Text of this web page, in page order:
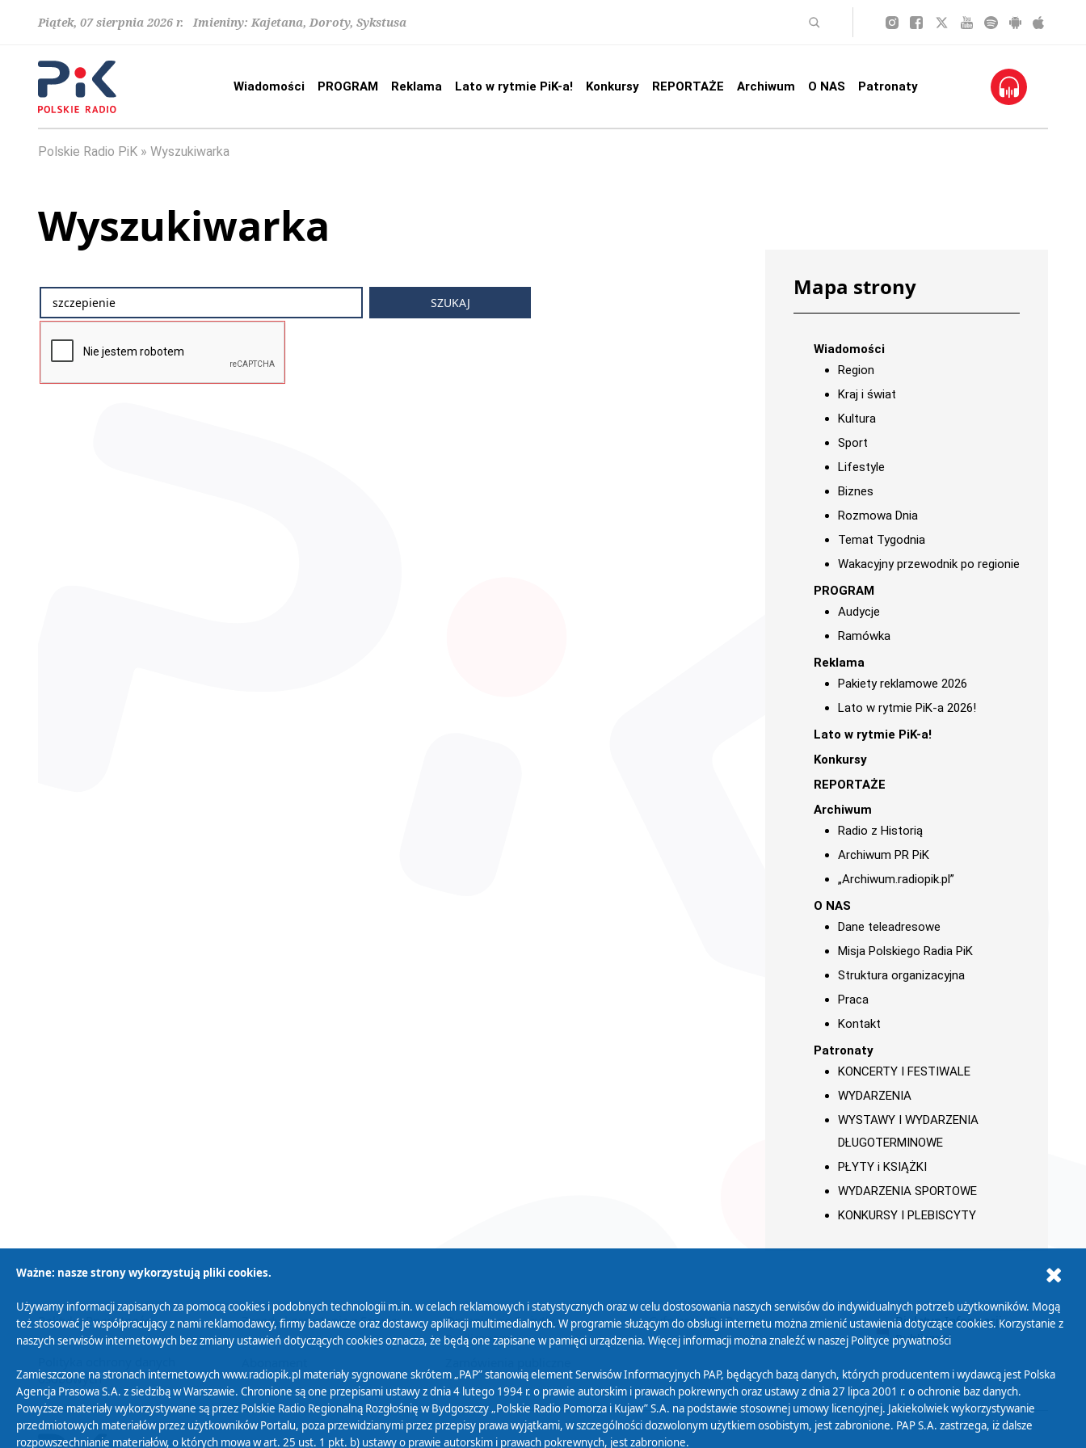
Piątek, 07 sierpnia 2026 r. Imieniny: Kajetana, Doroty, Sykstusa
Wiadomości PROGRAM Reklama Lato w rytmie PiK-a! Konkursy REPORTAŻE Archiwum O NAS Patronaty
Polskie Radio PiK Wyszukiwarka
Wyszukiwarka
Mapa strony
Wiadomości
Region
Kraj i świat
Kultura
Sport
Lifestyle
Biznes
Rozmowa Dnia
Temat Tygodnia
Wakacyjny przewodnik po regionie
PROGRAM
Audycje
Ramówka
Reklama
Pakiety reklamowe 2026
Lato w rytmie PiK-a 2026!
Lato w rytmie PiK-a!
Konkursy
REPORTAŻE
Archiwum
Radio z Historią
Archiwum PR PiK
„Archiwum.radiopik.pl”
O NAS
Dane teleadresowe
Misja Polskiego Radia PiK
Struktura organizacyjna
Praca
Kontakt
Patronaty
KONCERTY I FESTIWALE
WYDARZENIA
WYSTAWY I WYDARZENIA
DŁUGOTERMINOWE
PŁYTY i KSIĄŻKI
WYDARZENIA SPORTOWE
KONKURSY I PLEBISCYTY
Polityka Prywatności Zasady korzystania z Serwisu
Organizacje Pożytku
Publicznego
Cyfryzacja DAB+
osobowych
Biuletyn Informacji
Publicznej
Ważne: nasze strony wykorzystują pliki cookies.
Używamy informacji zapisanych za pomocą cookies i podobnych technologii m.in. w celach reklamowych i statystycznych oraz w celu dostosowania naszych serwisów do indywidualnych potrzeb użytkowników. Mogą
też stosować je współpracujący z nami reklamodawcy, firmy badawcze oraz dostawcy aplikacji multimedialnych. W programie służącym do obsługi internetu można zmienić ustawienia dotyczące cookies. Korzystanie z
naszych serwisów internetowych bez zmiany ustawień dotyczących cookies oznacza, że będą one zapisane w pamięci urządzenia. Więcej informacji można znaleźć w naszej Polityce prywatności
Zamieszczone na stronach internetowych www.radiopik.pl materiały sygnowane skrótem „PAP” stanowią element Serwisów Informacyjnych PAP, będących bazą danych, których producentem i wydawcą jest Polska
Agencja Prasowa S.A. z siedzibą w Warszawie. Chronione są one przepisami ustawy z dnia 4 lutego 1994 r. o prawie autorskim i prawach pokrewnych oraz ustawy z dnia 27 lipca 2001 r. o ochronie baz danych.
Powyższe materiały wykorzystywane są przez Polskie Radio Regionalną Rozgłośnię w Bydgoszczy „Polskie Radio Pomorza i Kujaw” S.A. na podstawie stosownej umowy licencyjnej. Jakiekolwiek wykorzystywanie
przedmiotowych materiałów przez użytkowników Portalu, poza przewidzianymi przez przepisy prawa wyjątkami, w szczególności dozwolonym użytkiem osobistym, jest zabronione. PAP S.A. zastrzega, iż dalsze
rozpowszechnianie materiałów, o których mowa w art. 25 ust. 1 pkt. b) ustawy o prawie autorskim i prawach pokrewnych, jest zabronione.